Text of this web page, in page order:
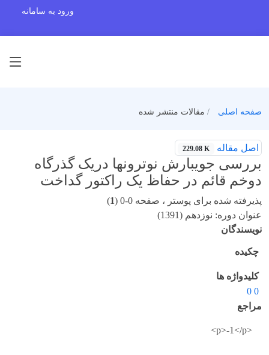
ورود به سامانه
صفحه اصلی مقالات منتشر شده
اصل مقاله 229.08 K
بررسی جویبارش نوترونها دریک گذرگاه
دوخم قائم در حفاظ یک راکتور گداخت
پذیرفته شده برای پوستر ، صفحه 0-0 ( 1
)
عنوان دوره: نوزدهم (1391)
نویسندگان
چکیده
کلیدواژه ها
0 0
مراجع
<p>-1</p>